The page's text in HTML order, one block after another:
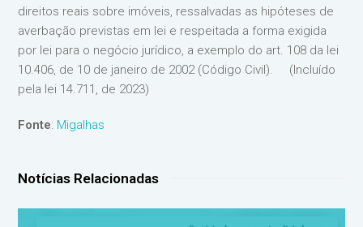
direitos reais sobre imóveis, ressalvadas as hipóteses de
averbação previstas em lei e respeitada a forma exigida
por lei para o negócio jurídico, a exemplo do art. 108 da lei
10.406, de 10 de janeiro de 2002 (Código Civil). (Incluído
pela lei 14.711, de 2023)
Fonte: Migalhas
Notícias Relacionadas